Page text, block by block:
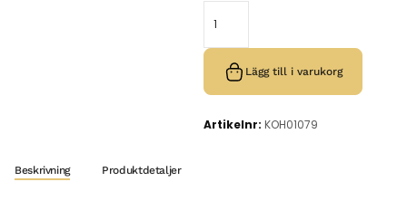
Lägg till i varukorg
Artikelnr: KOH01079
Beskrivning Produktdetaljer